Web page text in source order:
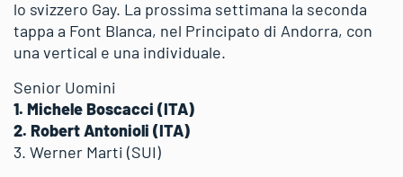
lo svizzero Gay. La prossima settimana la seconda
tappa a Font Blanca, nel Principato di Andorra, con
una vertical e una individuale.
Senior Uomini
1. Michele Boscacci (ITA)
2. Robert Antonioli (ITA)
3. Werner Marti (SUI)